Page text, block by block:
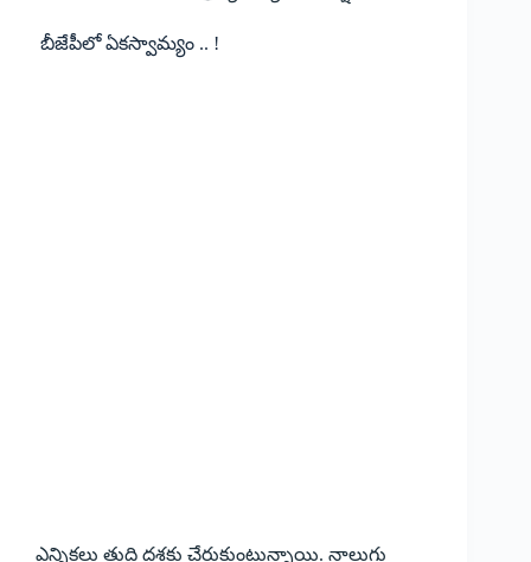
బీజేపీలో ఏకస్వామ్యం .. !
ఎన్నికలు తుది దశకు చేరుకుంటున్నాయి. నాలుగు